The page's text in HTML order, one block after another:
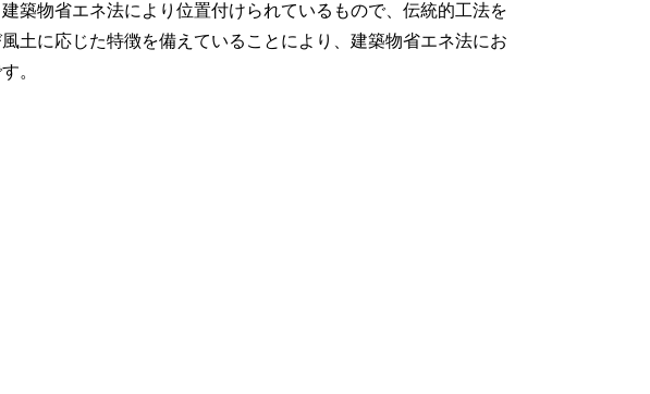
築物省エネ法により位置付けられているもので、伝統的工法を
土に応じた特徴を備えていることにより、建築物省エネ法にお
。